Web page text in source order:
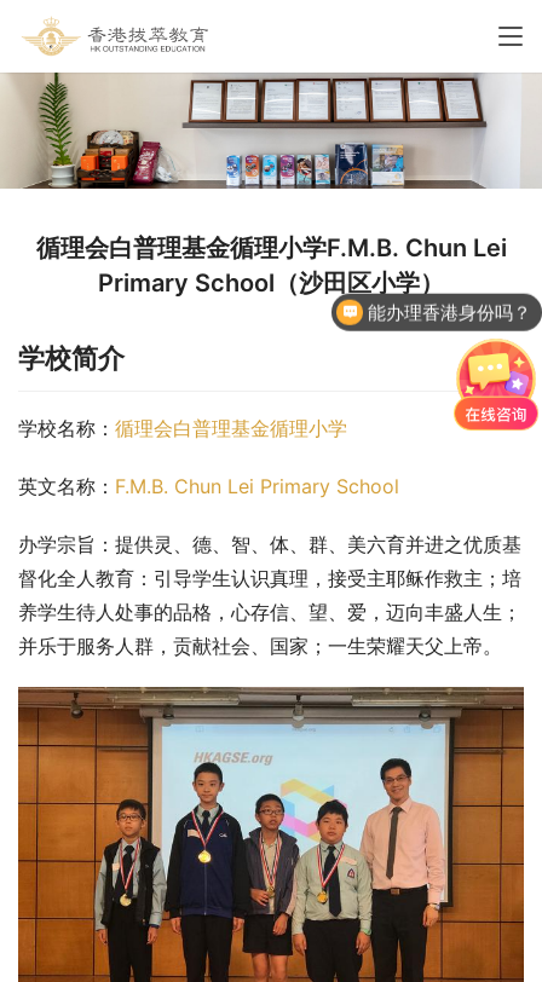
循理会白普理基金循理小学F.M.B. Chun Lei
Primary School（沙田区小学）
学校简介
学校名称： 循理会白普理基金循理小学
英文名称： F.M.B. Chun Lei Primary School
办学宗旨：提供灵、德、智、体、群、美六育并进之优质基
督化全人教育：引导学生认识真理，接受主耶稣作救主；培
养学生待人处事的品格，心存信、望、爱，迈向丰盛人生；
并乐于服务人群，贡献社会、国家；一生荣耀天父上帝。
能办理香港身份吗？